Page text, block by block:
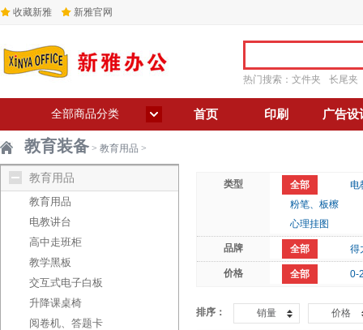
收藏新雅 新雅官网
热门搜索： 文件夹 长尾夹
全部商品分类 首页 印刷 广告设
教育装备 > 教育用品 >
教育用品
教育用品
电教讲台
高中走班柜
教学黑板
交互式电子白板
升降课桌椅
阅卷机、答题卡
类型 全部
电
粉笔、板檫
心理挂图
品牌 全部 得
价格 全部 0-
排序： 销量 价格